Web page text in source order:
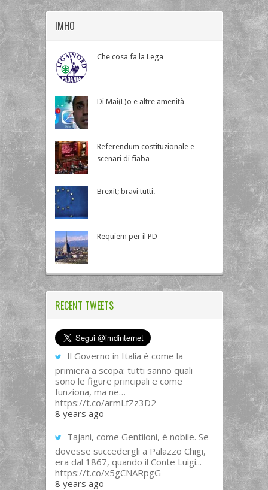
IMHO
Che cosa fa la Lega
Di Mai(L)o e altre amenità
Referendum costituzionale e
scenari di fiaba
Brexit; bravi tutti.
Requiem per il PD
RECENT TWEETS
Il Governo in Italia è come la
primiera a scopa: tutti sanno quali
sono le figure principali e come
funziona, ma ne…
https://t.co/armLfZz3D2
8 years ago
Tajani, come Gentiloni, è nobile. Se
dovesse succedergli a Palazzo Chigi,
era dal 1867, quando il Conte Luigi...
https://t.co/x5gCNARpgG
8 years ago